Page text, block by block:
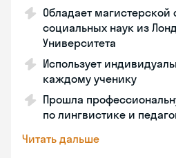
Обладает магистерской
социальных наук из
Университета
Использует
каждому ученику
Прошла
по лингвистике и
Читать дальше